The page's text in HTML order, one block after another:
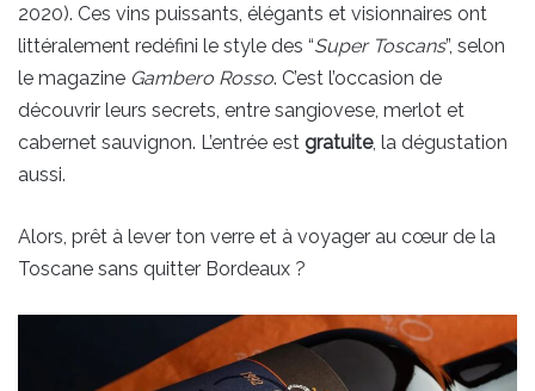
2020). Ces vins puissants, élégants et visionnaires ont
littéralement redéfini le style des “Super Toscans”, selon
le magazine Gambero Rosso. C’est l’occasion de
découvrir leurs secrets, entre sangiovese, merlot et
cabernet sauvignon. L’entrée est gratuite, la dégustation
aussi.
Alors, prêt à lever ton verre et à voyager au cœur de la
Toscane sans quitter Bordeaux ?